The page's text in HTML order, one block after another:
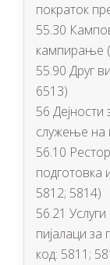
пократок
55.30
кампирање
55.90 Друг
6513)
56
служење на
56.10
5812; 5814)
56.21
пијалаци
код: 5811;